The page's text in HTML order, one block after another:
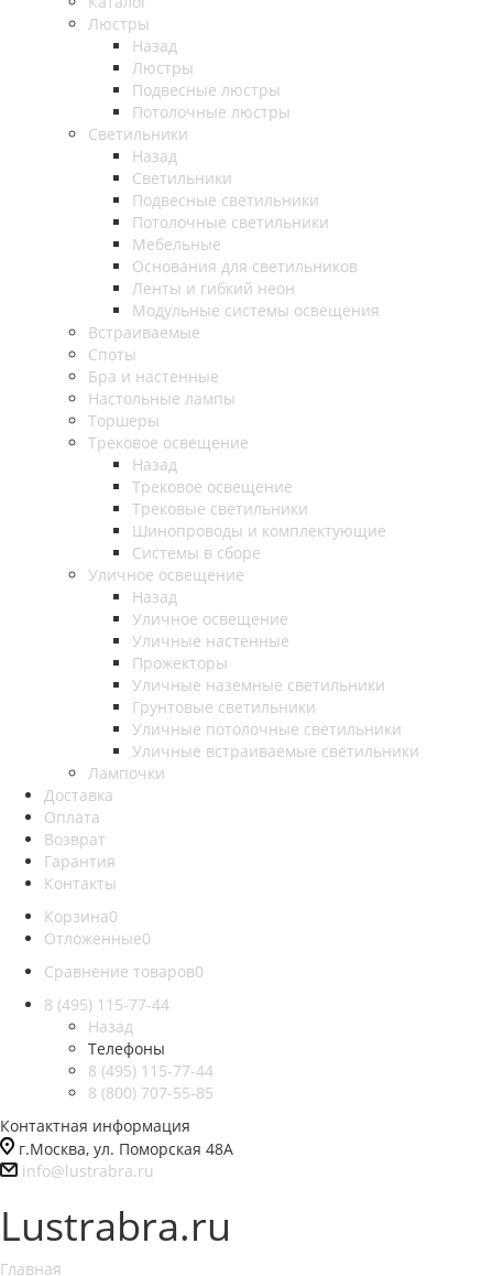
Люстры
Назад
Люстры
Подвесные люстры
Потолочные люстры
Светильники
Назад
Светильники
Подвесные светильники
Потолочные светильники
Мебельные
Основания для светильников
Ленты и гибкий неон
Модульные системы освещения
Встраиваемые
Споты
Бра и настенные
Настольные лампы
Торшеры
Трековое освещение
Назад
Трековое освещение
Трековые светильники
Шинопроводы и комплектующие
Системы в сборе
Уличное освещение
Назад
Уличное освещение
Уличные настенные
Прожекторы
Уличные наземные светильники
Грунтовые светильники
Уличные потолочные светильники
Уличные встраиваемые светильники
Лампочки
Доставка
Оплата
Возврат
Гарантия
Контакты
Корзина0
Отложенные0
Сравнение товаров0
8 (495) 115-77-44
Назад
Телефоны
8 (495) 115-77-44
8 (800) 707-55-85
Контактная информация
г.Москва, ул. Поморская 48А
info@lustrabra.ru
Lustrabra.ru
Главная